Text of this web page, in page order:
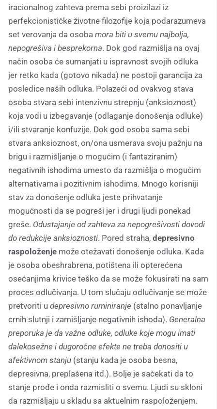
iracionalnog zahteva prema sebi proizilazi iz
perfekcionističke životne filozofije koja podarazumeva
set verovanja da osoba mora biti u svemu najbolja,
nepogrešiva i besprekorna. Dok god razmišlja na ovaj
način osoba će sumanjati u ispravnost svojih odluka
jer retko kada (gotovo nikada) ne postoji garancija za
posledice naših odluka. Polazeći od ovakvog stava
osoba stvara sebi intenzivnu strepnju (anksioznost)
koja vodi u izbegavanje (odlaganje donošenja odluke)
i/ili stvaranje konfuzije. Dok god osoba sama sebi
stvara anksioznost, on/ona usmerava svoju pažnju na
brigu i razmišljanje o mogućim (i fantaziranim)
negativnih ishodima umesto da razmišlja o mogućim
alternativama i pozitivnim ishodima. Mnogo korisniji
stav za donošenje odluka jeste prihvatanje
mogućnosti da se pogreši jer i drugi ljudi ponekad
greše. Odustajanje od zahteva za nepogrešivosti dovodi
do redukcije anksioznosti. Pored straha, depresivno
raspoloženje može otežavati donošenje odluka. Kada
je osoba obeshrabrena, potištena ili opterećena
osećanjima krivice teško da se može fokusirati na sam
proces odlučivanja. U tom slučaju odlučivanje se može
pretvoriti u depresivno ruminiranje (stalno ponavljanje
crnih slutnji i zamišljanje negativnih ishoda). Generalna
preporuka je da važne odluke, odluke koje mogu imati
dalekosežne i dugoročne efekte ne treba donositi u
afektivnom stanju (stanju kada je osoba besna,
depresivna, preplašena itd.). Bolje je sačekati da to
stanje prođe i onda razmisliti o svemu. Ljudi su skloni
da razmišljaju u skladu sa aktuelnim raspoloženjem.